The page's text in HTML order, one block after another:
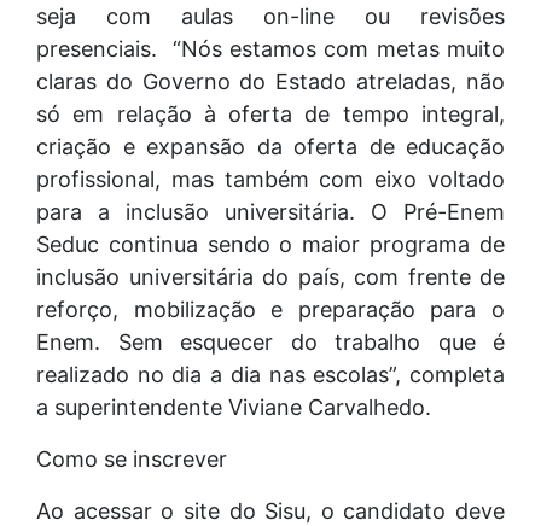
seja com aulas on-line ou revisões
presenciais. “Nós estamos com metas muito
claras do Governo do Estado atreladas, não
só em relação à oferta de tempo integral,
criação e expansão da oferta de educação
profissional, mas também com eixo voltado
para a inclusão universitária. O Pré-Enem
Seduc continua sendo o maior programa de
inclusão universitária do país, com frente de
reforço, mobilização e preparação para o
Enem. Sem esquecer do trabalho que é
realizado no dia a dia nas escolas”, completa
a superintendente Viviane Carvalhedo.
Como se inscrever
Ao acessar o site do Sisu, o candidato deve